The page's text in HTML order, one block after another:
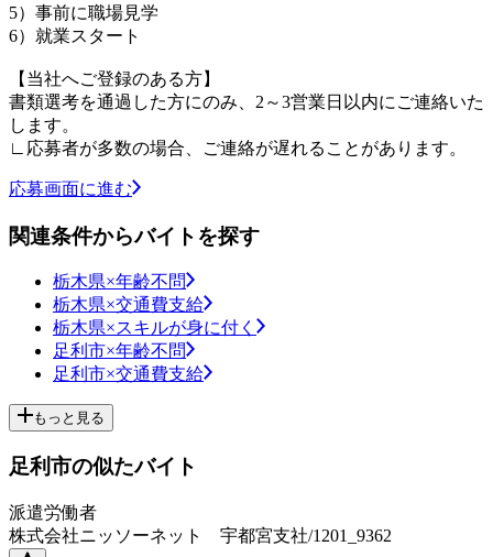
5）事前に職場見学
6）就業スタート
【当社へご登録のある方】
書類選考を通過した方にのみ、2～3営業日以内にご連絡いた
します。
∟応募者が多数の場合、ご連絡が遅れることがあります。
応募画面に進む
関連条件からバイトを探す
栃木県×年齢不問
栃木県×交通費支給
栃木県×スキルが身に付く
足利市×年齢不問
足利市×交通費支給
もっと見る
足利市の似たバイト
派遣労働者
株式会社ニッソーネット 宇都宮支社/1201_9362